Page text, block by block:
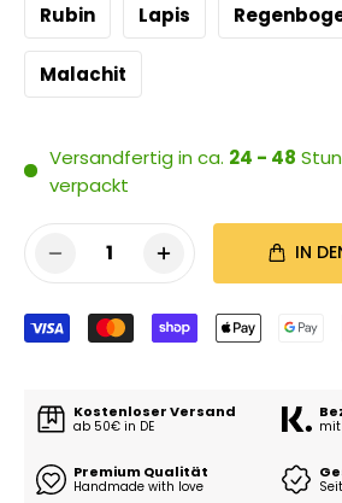
Rubin Lapis
Malachit
Versandfertig in ca. 24 - 48
verpackt
1 IN
Kostenloser Versand
ab 50€ in DE
Premium Qualität
Handmade with love